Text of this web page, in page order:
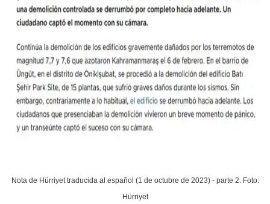
Nota de Hürriyet traducida al español (1 de octubre de 2023) - parte 2. Foto:
Hürriyet